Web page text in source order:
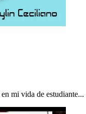
en mi vida de